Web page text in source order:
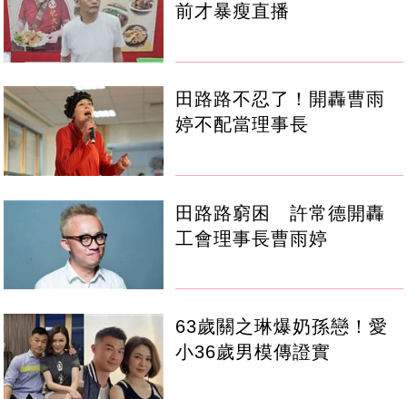
前才暴瘦直播
田路路不忍了！開轟曹雨
婷不配當理事長
田路路窮困 許常德開轟
工會理事長曹雨婷
63歲關之琳爆奶孫戀！愛
小36歲男模傳證實